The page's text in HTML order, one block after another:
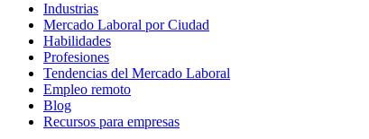
Industrias
Mercado Laboral por Ciudad
Habilidades
Profesiones
Tendencias del Mercado Laboral
Empleo remoto
Blog
Recursos para empresas